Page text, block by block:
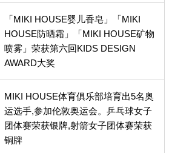
「MIKI HOUSE婴儿香皂」「MIKI
HOUSE防晒霜」「MIKI HOUSE矿物
喷雾」荣获第六回KIDS DESIGN
AWARD大奖
MIKI HOUSE体育俱乐部培育出5名奥
运选手,参加伦敦奥运会。乒乓球女子
团体赛荣获银牌,射箭女子团体赛荣获
铜牌